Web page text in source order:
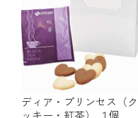
ディア・プリンセス（ク
ッキー・紅茶） １個